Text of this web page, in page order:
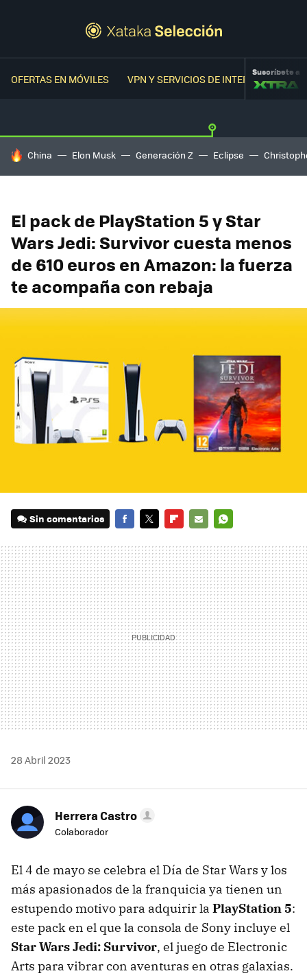
OFERTAS EN MÓVILES VPN Y SERVICIOS DE INTERNETSuscríbete a
HOY SE HABLA DE
China Elon Musk Generación Z Eclipse
El pack de PlayStation 5 y Star
Wars Jedi: Survivor cuesta menos
de 610 euros en Amazon: la fuerza
te acompaña con rebaja
Sin comentarios
MAIL
28 Abril 2023
Herrera Castro
Colaborador
El 4 de mayo se celebra el Día de Star Wars y los
más apasionados de la franquicia ya tienen un
estupendo motivo para adquirir la PlayStation 5:
este pack en el que la consola de Sony incluye el
Star Wars Jedi: Survivor, el juego de Electronic
Arts para vibrar con aventuras en otras galaxias.